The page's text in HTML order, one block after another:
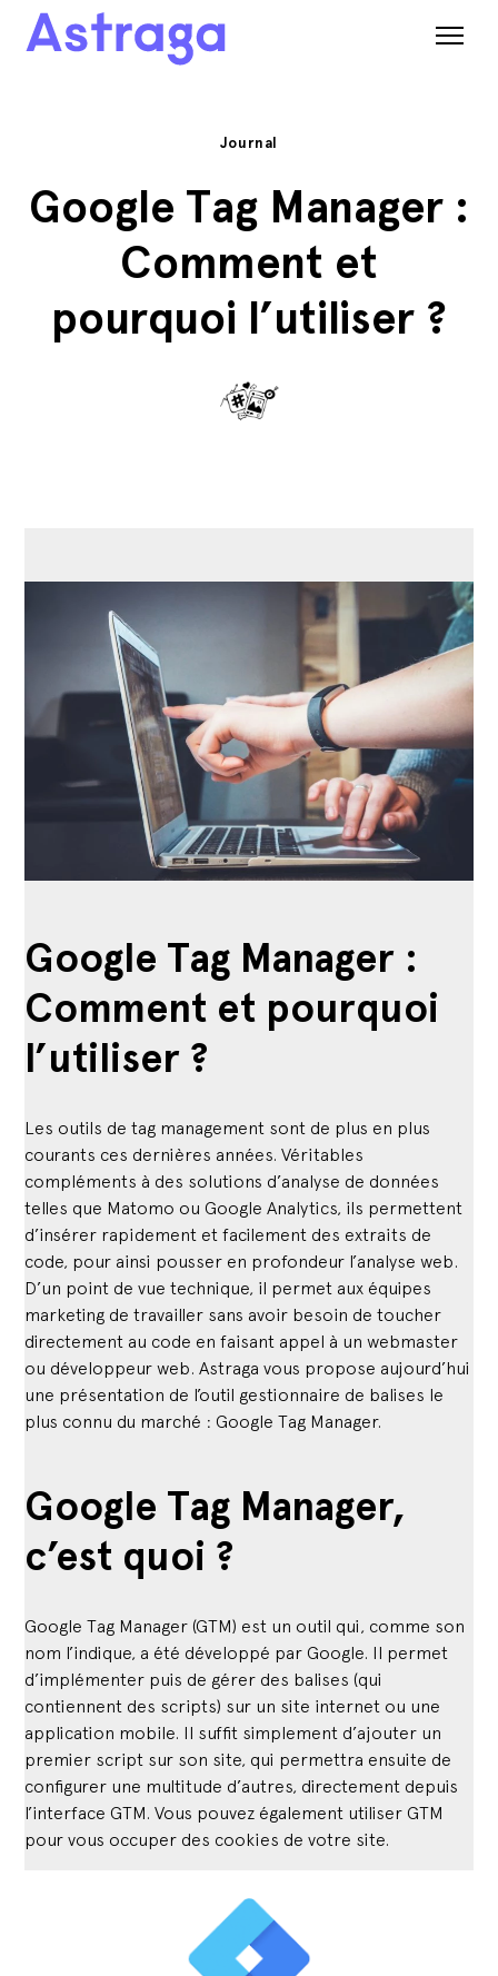
Journal
Google Tag Manager :
Comment et
pourquoi l’utiliser ?
Google Tag Manager :
Comment et pourquoi
l’utiliser ?
Les outils de tag management sont de plus en plus
courants ces dernières années. Véritables
compléments à des solutions d’analyse de données
telles que Matomo ou Google Analytics, ils permettent
d’insérer rapidement et facilement des extraits de
code, pour ainsi pousser en profondeur l’analyse web.
D’un point de vue technique, il permet aux équipes
marketing de travailler sans avoir besoin de toucher
directement au code en faisant appel à un webmaster
ou développeur web. Astraga vous propose aujourd’hui
une présentation de l’outil gestionnaire de balises le
plus connu du marché : Google Tag Manager.
Google Tag Manager,
c’est quoi ?
Google Tag Manager (GTM) est un outil qui, comme son
nom l’indique, a été développé par Google. Il permet
d’implémenter puis de gérer des balises (qui
contiennent des scripts) sur un site internet ou une
application mobile. Il suffit simplement d’ajouter un
premier script sur son site, qui permettra ensuite de
configurer une multitude d’autres, directement depuis
l’interface GTM. Vous pouvez également utiliser GTM
pour vous occuper des cookies de votre site.